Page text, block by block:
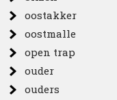
oostakker
oostmalle
open trap
ouder
ouders